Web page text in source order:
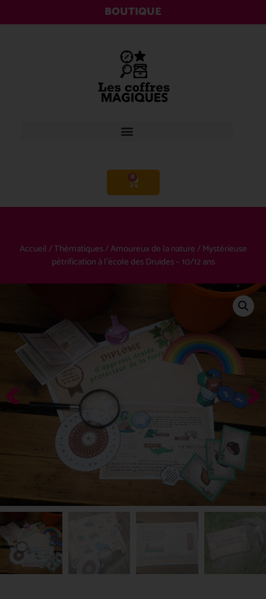
BOUTIQUE
0
Accueil/Thématiques/Amoureux de la nature/ Mystérieuse
pétrification à l’école des Druides – 10/12 ans